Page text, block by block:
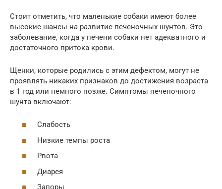
Стоит отметить, что маленькие собаки имеют более
высокие шансы на развитие печеночных шунтов. Это
заболевание, когда у печени собаки нет адекватного и
достаточного притока крови.
Щенки, которые родились с этим дефектом, могут не
проявлять никаких признаков до достижения возраста
в 1 год или немного позже. Симптомы печеночного
шунта включают:
Слабость
Низкие темпы роста
Рвота
Диарея
Запоры